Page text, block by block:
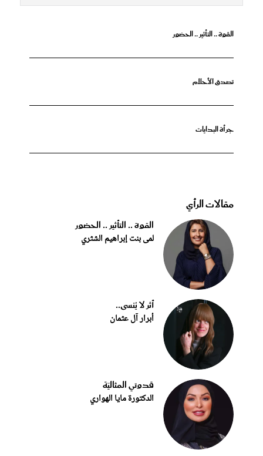
القوة .. التأثير .. الحضور
تصدق الأحلام
جرأة البدايات
مقالات الرأي
القوة .. التأثير .. الحضور
لمى بنت إبراهيم الشثري
أثر لا يُنسى..
أبرار آل عثمان
قدوتي المثاليّة
الدكتورة مايا الهواري